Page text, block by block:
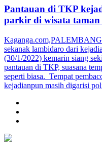
Pantauan di TKP
parkir di wisata
sekanak lambidaro dari
(30/1/2022) kemarin siang
pantauan di TKP, suasana
seperti biasa. Tempat
kejadianpun masih digarisi